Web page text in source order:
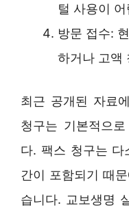
털 사용이
방문 접수:
하거나 고액
최근 공개된 자료
청구는 기본적으
다. 팩스 청구는
간이 포함되기 때
습니다. 교보생명